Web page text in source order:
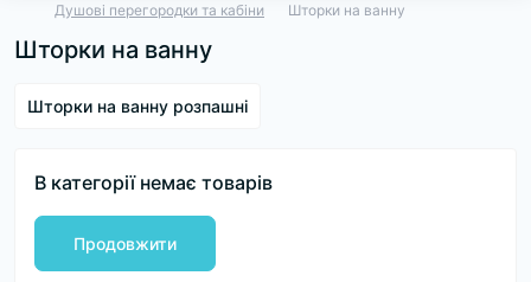
Душові перегородки та кабіни Шторки на ванну
Шторки на ванну
Шторки на ванну розпашні
В категорії немає товарів
Продовжити